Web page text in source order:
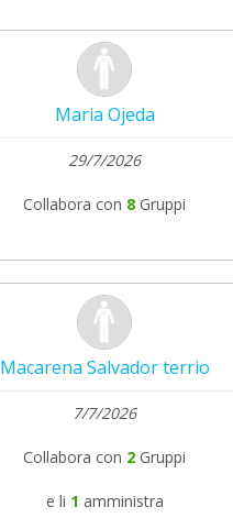
Maria Ojeda
29/7/2026
Collabora con 8 Gruppi
Macarena Salvador terrio
7/7/2026
Collabora con 2 Gruppi
e li 1 amministra